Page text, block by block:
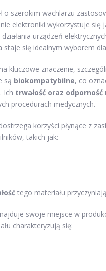
o szerokim wachlarzu
elektroniki wykorzystuje
urządzeń
staje się idealnym wyborem
kluczowe znaczenie,
są biokompatybilne, co
Ich trwałość oraz
procedurach medycznych.
korzyści płynące z
takich jak:
tego materiału
swoje miejsce w
charakteryzują się: